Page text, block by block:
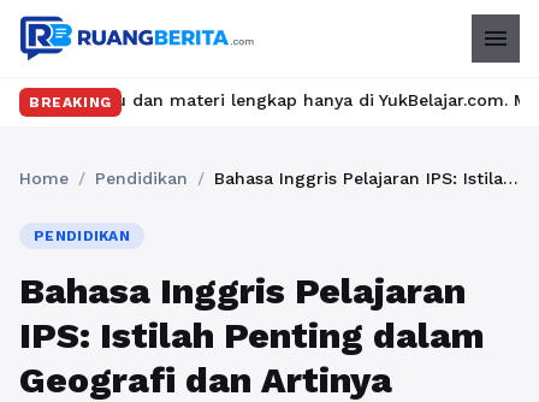
menu
BREAKING
materi lengkap hanya di YukBelajar.com. Mulai
Home / Pendidikan / Bahasa Inggris Pelajaran IPS: Istilah Penting dalam Geografi dan Artinya
PENDIDIKAN
Bahasa Inggris Pelajaran
IPS: Istilah Penting dalam
Geografi dan Artinya